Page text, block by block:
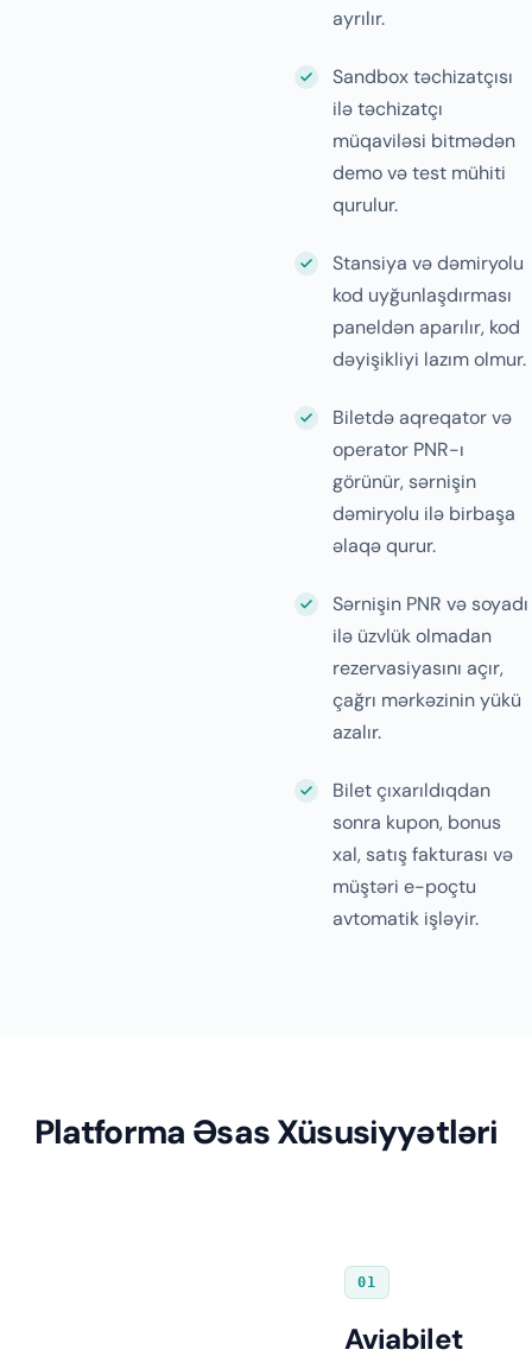
ayrılır.
Sandbox təchizatçısı
ilə təchizatçı
müqaviləsi bitmədən
demo və test mühiti
qurulur.
Stansiya və dəmiryolu
kod uyğunlaşdırması
paneldən aparılır, kod
dəyişikliyi lazım olmur.
Biletdə aqreqator və
operator PNR-ı
görünür, sərnişin
dəmiryolu ilə birbaşa
əlaqə qurur.
Sərnişin PNR və soyadı
ilə üzvlük olmadan
rezervasiyasını açır,
çağrı mərkəzinin yükü
azalır.
Bilet çıxarıldıqdan
sonra kupon, bonus
xal, satış fakturası və
müştəri e-poçtu
avtomatik işləyir.
Platforma Əsas Xüsusiyyətləri
01
Aviabilet